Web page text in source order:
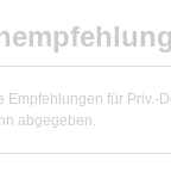
Empfehlungen für Priv.-
abgegeben.